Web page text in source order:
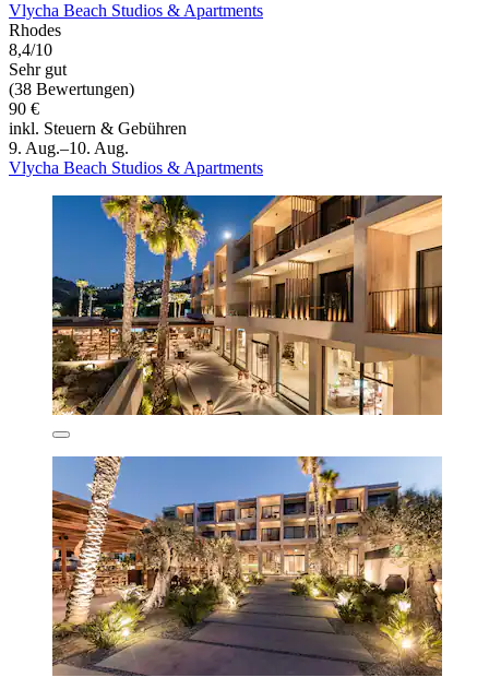
Vlycha Beach Studios & Apartments
Rhodes
8,4/10
Sehr gut
(38 Bewertungen)
90 €
inkl. Steuern & Gebühren
9. Aug.–10. Aug.
Vlycha Beach Studios & Apartments